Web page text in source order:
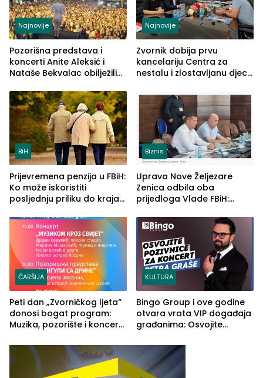
Najnovije
Pozorišna predstava i
koncerti Anite Aleksić i
Nataše Bekvalac obilježili
ljeta (FOTO)
Najnovije
Zvornik dobija prvu
kancelariju Centra za
nestalu i zlostavljanu djecu
BiH
Prijevremena penzija u FBiH:
Ko može iskoristiti
posljednju priliku do kraja
Biznis
Uprava Nove Željezare
Zenica odbila oba
prijedloga Vlade FBiH:
rješenje
ČARŠIJA
Peti dan „Zvorničkog ljeta“
donosi bogat program:
Muzika, pozorište i koncert
KULTURA
Bingo Group i ove godine
otvara vrata VIP događaja
građanima: Osvojite
Graše